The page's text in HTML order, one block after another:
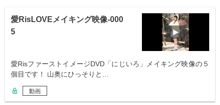
愛RisLOVEメイキング映像-000
5
愛RisファーストイメージDVD「にじいろ」メイキング映像の５
個目です！ 山奥にひっそりと…
動画